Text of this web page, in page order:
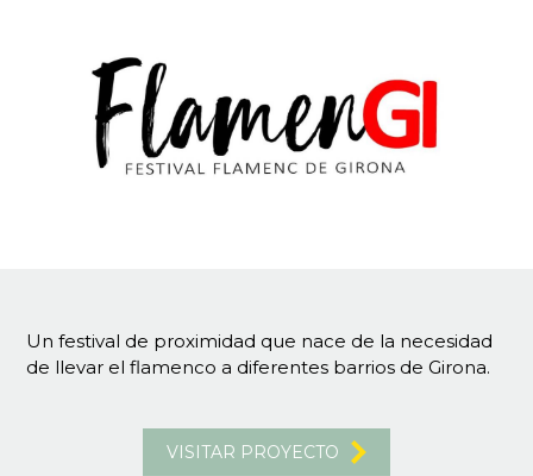
Un festival de proximidad que nace de la necesidad
de llevar el flamenco a diferentes barrios de Girona.
VISITAR PROYECTO